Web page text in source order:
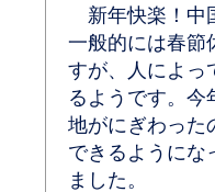
新年快楽！中
一般的には春節
すが、人によっ
るようです。今
地がにぎわった
できるようにな
ました。